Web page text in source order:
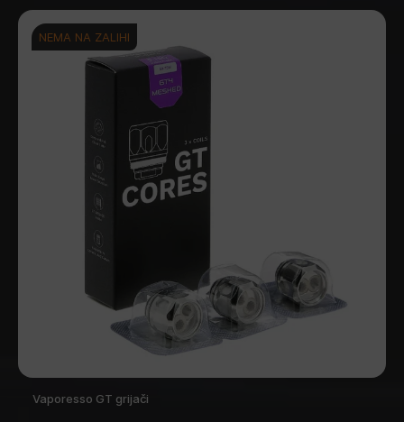
Vaporesso GT grijači
NEMA NA ZALIHI